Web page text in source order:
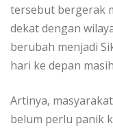
tersebut bergerak
dekat dengan
berubah menjadi
hari ke depan
Artinya,
belum perlu panik